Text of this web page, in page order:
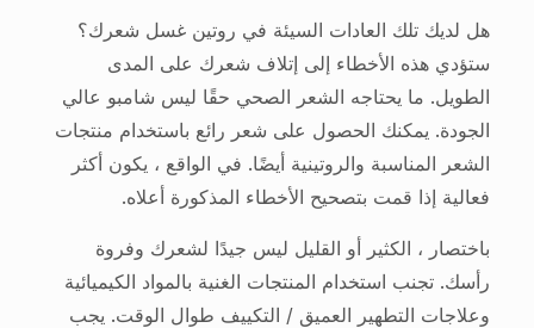
هل لديك تلك العادات السيئة في روتين غسل شعرك؟
ستؤدي هذه الأخطاء إلى إتلاف شعرك على المدى
الطويل. ما يحتاجه الشعر الصحي حقًا ليس شامبو عالي
الجودة. يمكنك الحصول على شعر رائع باستخدام منتجات
الشعر المناسبة والروتينية أيضًا. في الواقع ، يكون أكثر
فعالية إذا قمت بتصحيح الأخطاء المذكورة أعلاه.
باختصار ، الكثير أو القليل ليس جيدًا لشعرك وفروة
رأسك. تجنب استخدام المنتجات الغنية بالمواد الكيميائية
وعلاجات التطهير العميق / التكييف طوال الوقت. يجب